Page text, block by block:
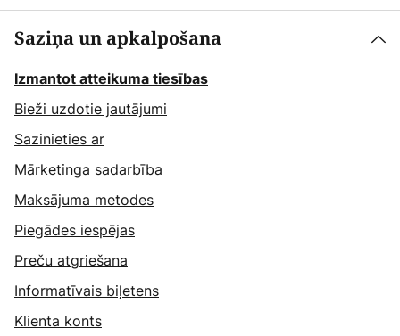
Saziņa un apkalpošana
Izmantot atteikuma tiesības
Bieži uzdotie jautājumi
Sazinieties ar
Mārketinga sadarbība
Maksājuma metodes
Piegādes iespējas
Preču atgriešana
Informatīvais biļetens
Klienta konts